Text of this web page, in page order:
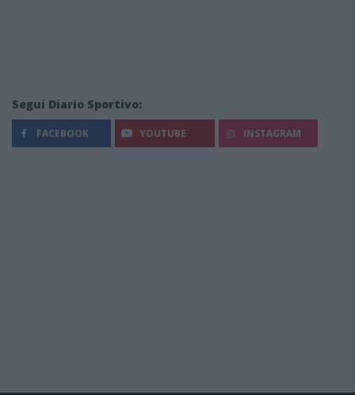
Segui Diario Sportivo:
FACEBOOK YOUTUBE INSTAGRAM